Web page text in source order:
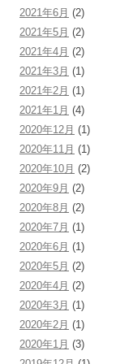
2021年6月 (2)
2021年5月 (2)
2021年4月 (2)
2021年3月 (1)
2021年2月 (1)
2021年1月 (4)
2020年12月 (1)
2020年11月 (1)
2020年10月 (2)
2020年9月 (2)
2020年8月 (2)
2020年7月 (1)
2020年6月 (1)
2020年5月 (2)
2020年4月 (2)
2020年3月 (1)
2020年2月 (1)
2020年1月 (3)